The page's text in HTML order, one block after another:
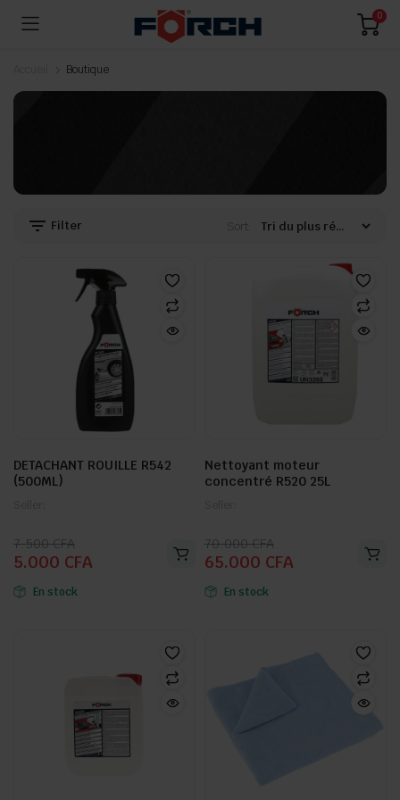
0
Boutique
Filter Sort:
DETACHANT ROUILLE R542
(500ML)
7.500CFA
Le
prix
initial
5.000 CFA
Le
prix
actuel
En stock
Nettoyant moteur
concentré R520 25L
70.000CFA
Le
prix
initial
65.000 CFA
Le
prix
actuel
En stock